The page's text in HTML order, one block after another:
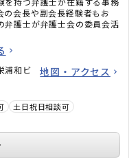
の会長や副会長経験者もお
弁護士が弁護士会の委員会活
浦和ビ
地図・アクセス
土日祝日相談可